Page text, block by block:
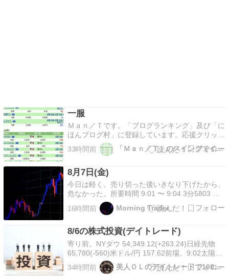
一服
Ｍａｎ／Ｔです。「ブログランキング」及び「に
ほんブログ村」に登録しています。応援クリック
をよろしくお願いします。 ⇓ ⇓ ⇓ ⇓ 応援クリッ
クよろしくお願いいたします！決算失敗の米サン
うことで、半導体などモメンタル株が下落し、日
経は…
33時間前 「Ｍａｎ／Ｔ」のスイングでイこう
8月7日(金)
今日は軽く。売り切った後いきなり下げたから、
危なかった。所要時間 9:01 〜 9:04 3分5803 フ
ジクラ 100株 (+18,600円)今日の利益
2026.08.07+18,600円1勝0敗今週の利益
16時間前 Morning Trader
8/6の株式投資(デイトレード)
寄り前。NYダウ 54,349.12(+263.24)日経先物
65,780(-560)米ドル/円 157.62前場。9:02太陽誘
電(6976)買った。9:27太陽誘電(6976)売った。
9:56キオクシア(285A)買った。10:12キオクシア
34時間前 美人ＯＬのデイトレードで100億稼ぐ